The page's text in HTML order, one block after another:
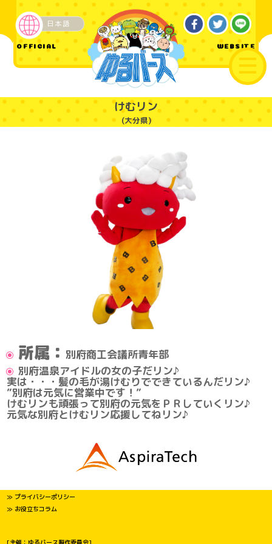
OFFICIAL WEBSITE
日本語
企業・その他
けむリン
(大分県)
所属： 別府商工会議所青年部
別府温泉アイドルの女の子だリン♪
実は・・・髪の毛が湯けむりでできているんだリン♪
”別府は元気に営業中です！”
けむリンも頑張って別府の元気をＰＲしていくリン♪
元気な別府とけむリン応援してねリン♪
≫ プライバシーポリシー
≫ お役立ちコラム
[主催：ゆるバース製作委員会]